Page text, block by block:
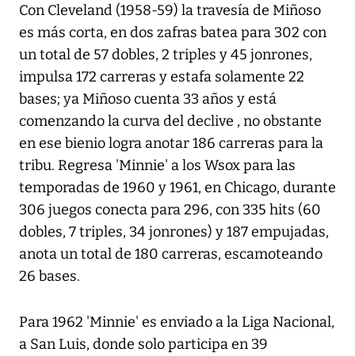
Con Cleveland (1958-59) la travesía de Miñoso
es más corta, en dos zafras batea para 302 con
un total de 57 dobles, 2 triples y 45 jonrones,
impulsa 172 carreras y estafa solamente 22
bases; ya Miñoso cuenta 33 años y está
comenzando la curva del declive , no obstante
en ese bienio logra anotar 186 carreras para la
tribu. Regresa 'Minnie' a los Wsox para las
temporadas de 1960 y 1961, en Chicago, durante
306 juegos conecta para 296, con 335 hits (60
dobles, 7 triples, 34 jonrones) y 187 empujadas,
anota un total de 180 carreras, escamoteando
26 bases.
Para 1962 'Minnie' es enviado a la Liga Nacional,
a San Luis, donde solo participa en 39